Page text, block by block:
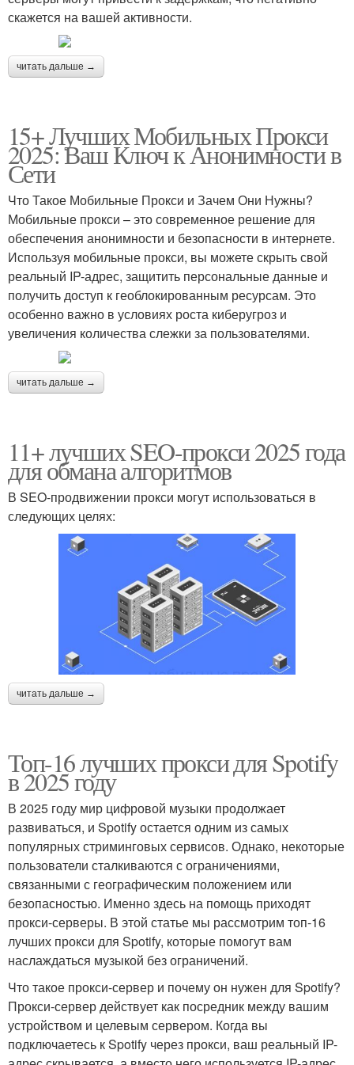
скажется на вашей активности.
читать дальше →
15+ Лучших Мобильных Прокси
2025: Ваш Ключ к Анонимности в
Сети
Что Такое Мобильные Прокси и Зачем Они Нужны?
Мобильные прокси – это современное решение для
обеспечения анонимности и безопасности в интернете.
Используя мобильные прокси, вы можете скрыть свой
реальный IP-адрес, защитить персональные данные и
получить доступ к геоблокированным ресурсам. Это
особенно важно в условиях роста киберугроз и
увеличения количества слежки за пользователями.
читать дальше →
11+ лучших SEO-прокси 2025 года
для обмана алгоритмов
В SEO-продвижении прокси могут использоваться в
следующих целях:
читать дальше →
Топ-16 лучших прокси для Spotify
в 2025 году
В 2025 году мир цифровой музыки продолжает
развиваться, и Spotify остается одним из самых
популярных стриминговых сервисов. Однако, некоторые
пользователи сталкиваются с ограничениями,
связанными с географическим положением или
безопасностью. Именно здесь на помощь приходят
прокси-серверы. В этой статье мы рассмотрим топ-16
лучших прокси для Spotify, которые помогут вам
наслаждаться музыкой без ограничений.
Что такое прокси-сервер и почему он нужен для Spotify?
Прокси-сервер действует как посредник между вашим
устройством и целевым сервером. Когда вы
подключаетесь к Spotify через прокси, ваш реальный IP-